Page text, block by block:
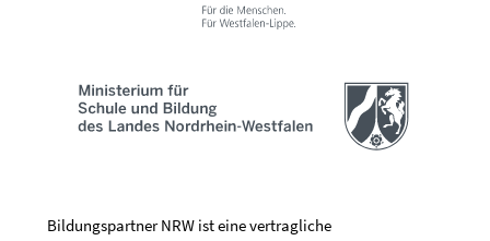
Bildungspartner NRW ist eine vertragliche